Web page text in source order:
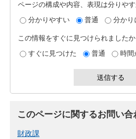
ページの構成や内容、表現は分りや
分かりやすい
普通 分かり
この情報をすぐに見つけられましたか
すぐに見つけた
普通 時間
このページに関するお問い合
財政課